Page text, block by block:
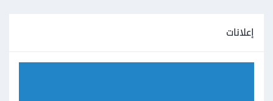
إعلانات